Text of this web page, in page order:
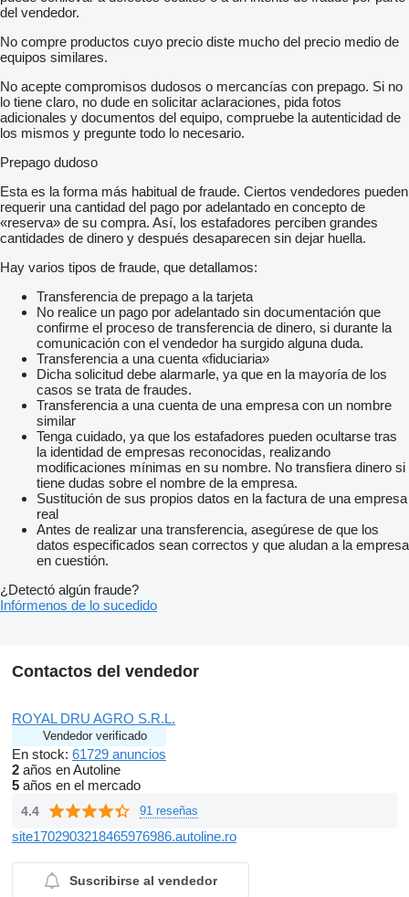
del vendedor.
No compre productos cuyo precio diste mucho del precio medio de
equipos similares.
No acepte compromisos dudosos o mercancías con prepago. Si no
lo tiene claro, no dude en solicitar aclaraciones, pida fotos
adicionales y documentos del equipo, compruebe la autenticidad de
los mismos y pregunte todo lo necesario.
Prepago dudoso
Esta es la forma más habitual de fraude. Ciertos vendedores pueden
requerir una cantidad del pago por adelantado en concepto de
«reserva» de su compra. Así, los estafadores perciben grandes
cantidades de dinero y después desaparecen sin dejar huella.
Hay varios tipos de fraude, que detallamos:
Transferencia de prepago a la tarjeta
No realice un pago por adelantado sin documentación que
confirme el proceso de transferencia de dinero, si durante la
comunicación con el vendedor ha surgido alguna duda.
Transferencia a una cuenta «fiduciaria»
Dicha solicitud debe alarmarle, ya que en la mayoría de los
casos se trata de fraudes.
Transferencia a una cuenta de una empresa con un nombre
similar
Tenga cuidado, ya que los estafadores pueden ocultarse tras
la identidad de empresas reconocidas, realizando
modificaciones mínimas en su nombre. No transfiera dinero si
tiene dudas sobre el nombre de la empresa.
Sustitución de sus propios datos en la factura de una empresa
real
Antes de realizar una transferencia, asegúrese de que los
datos especificados sean correctos y que aludan a la empresa
en cuestión.
¿Detectó algún fraude?
Infórmenos de lo sucedido
Contactos del vendedor
ROYAL DRU AGRO S.R.L.
Vendedor verificado
En stock: 61729 anuncios
2 años en Autoline
5 años en el mercado
4.4 91 reseñas
site1702903218465976986.autoline.ro
Suscribirse al vendedor